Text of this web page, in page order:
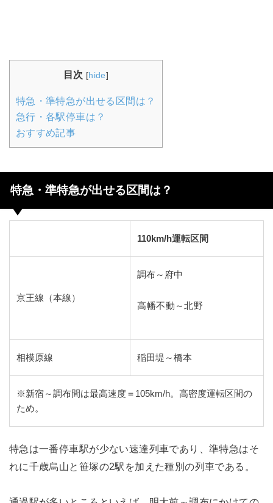
目次 [hide]
特急・準特急が出せる区間は？
急行・各駅停車は？
おすすめ記事
特急・準特急が出せる区間は？
110km/h運転区間
京王線（本線）
調布～府中
高幡不動～北野
相模原線 稲田堤～橋本
※新宿～調布間は最高速度＝105km/h。高密度運転区間の
ため。
特急は一番停車駅が少ない速達列車であり、準特急はそ
れに千歳烏山と笹塚の2駅を加えた種別の列車である。